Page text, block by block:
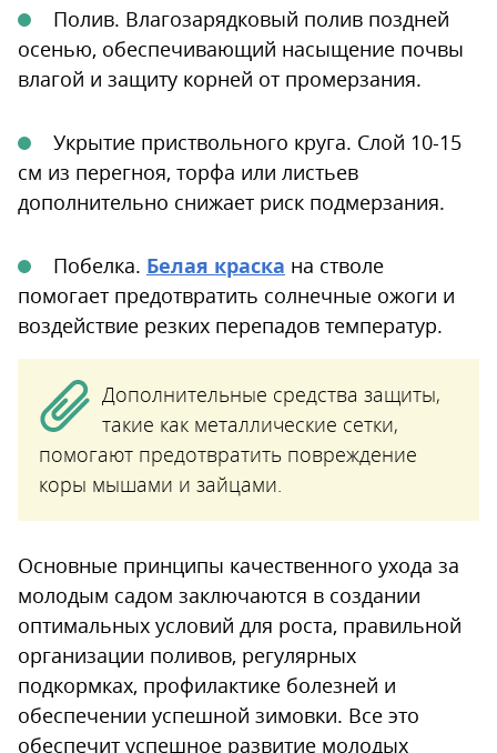
Полив. Влагозарядковый полив поздней
осенью, обеспечивающий насыщение почвы
влагой и защиту корней от промерзания.
Укрытие приствольного круга. Слой 10-15
см из перегноя, торфа или листьев
дополнительно снижает риск подмерзания.
Побелка. Белая краска на стволе
помогает предотвратить солнечные ожоги и
воздействие резких перепадов температур.
Дополнительные средства защиты,
такие как металлические сетки,
помогают предотвратить повреждение
коры мышами и зайцами.
Основные принципы качественного ухода за
молодым садом заключаются в создании
оптимальных условий для роста, правильной
организации поливов, регулярных
подкормках, профилактике болезней и
обеспечении успешной зимовки. Все это
обеспечит успешное развитие молодых